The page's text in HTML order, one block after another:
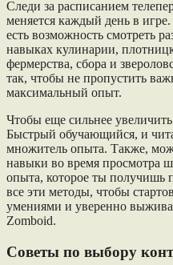
Следи за расписанием
меняется каждый день в
есть возможность смотреть
навыках кулинарии,
фермерства, сбора и
так, чтобы не пропустить
максимальный опыт.
Чтобы еще сильнее
Быстрый обучающийся, и
множитель опыта. Также,
навыки во время просмотра
опыта, которое ты получишь
все эти методы, чтобы
умениями и уверенно
Zomboid.
Советы по выбору